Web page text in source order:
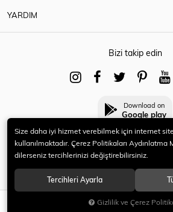
SEPETE EKLE
YARDIM
Bizi takip edin
Download on
Google play
© 2021 HERYENİ. Tüm hakları
Size daha iyi hizmet verebilmek için internet
kullanılmaktadır. Çerez Politikaları Aydınlatma
dilerseniz tercihlerinizi değiştirebilirsiniz.
Tercihleri Ayarla
Gizlilik ve Çerez